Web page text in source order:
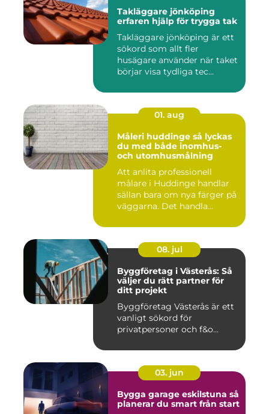
Takläggare jönköping
erfaren hjälp för trygga tak
Takläggare jönköping är ett
sökord som allt fler
husägare använder när taket
börjar visa tydliga tec...
01. aug
Måleri huddinge så lyckas
du med både inomhus-
och utomhusmålning
Att anlita professionell
målare i Huddinge handlar
sällan bara om nya färger på
väggarna. Det handla...
08. jul
Byggföretag i Västerås: Så
väljer du rätt partner för
ditt projekt
Byggföretag Västerås är ett
vanligt sökord för
privatpersoner och f&o...
03. jun
Bygga garage eskilstuna så
planerar du smart från start